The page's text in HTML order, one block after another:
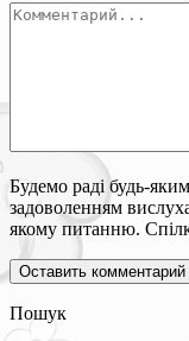
Будемо раді будь-
задоволенням
якому питанню.
Пошук